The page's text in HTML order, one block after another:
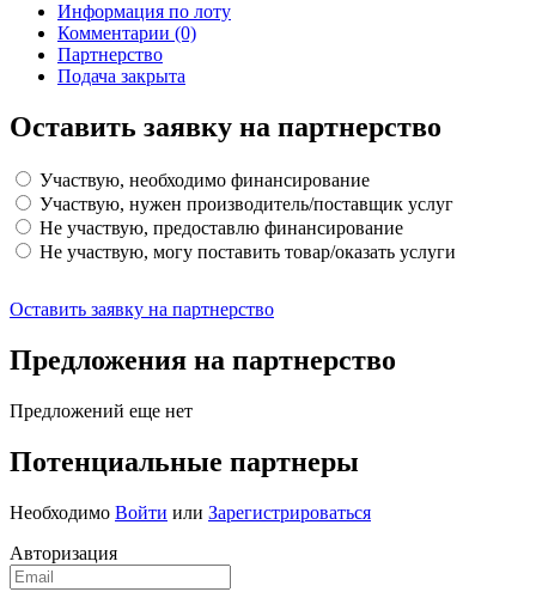
Информация по лоту
Комментарии (0)
Партнерство
Подача закрыта
Оставить заявку на партнерство
Участвую, необходимо финансирование
Участвую, нужен производитель/поставщик услуг
Не участвую, предоставлю финансирование
Не участвую, могу поставить товар/оказать услуги
Оставить заявку на партнерство
Предложения на партнерство
Предложений еще нет
Потенциальные партнеры
Необходимо Войти или Зарегистрироваться
Авторизация